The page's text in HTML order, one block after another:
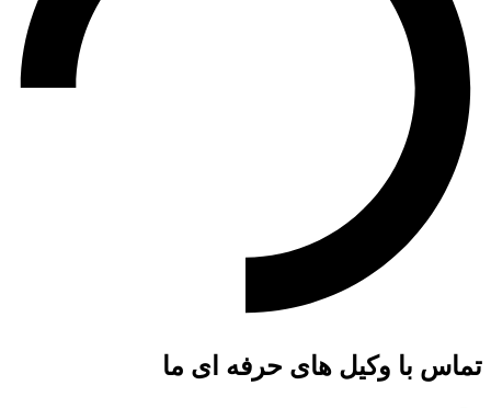
تماس با وکیل های حرفه ای ما